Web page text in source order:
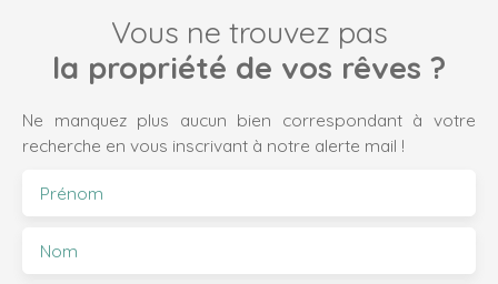
Vous ne trouvez pas
la propriété de vos rêves ?
Ne manquez plus aucun bien correspondant à votre
recherche en vous inscrivant à notre alerte mail !
Prénom
Nom